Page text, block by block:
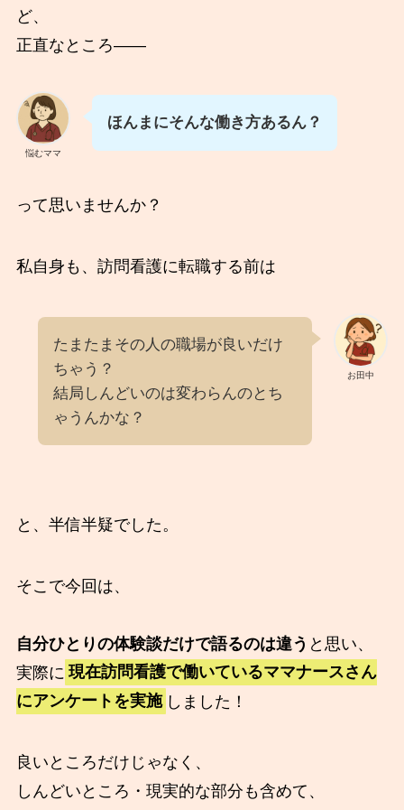
ど、
正直なところ――
悩むママ
ほんまにそんな働き方あるん？
って思いませんか？
私自身も、訪問看護に転職する前は
お田中
たまたまその人の職場が良いだけ
ちゃう？
結局しんどいのは変わらんのとち
ゃうんかな？
と、半信半疑でした。
そこで今回は、
自分ひとりの体験談だけで語るのは違う と思い、
実際に 現在訪問看護で働いているママナースさん
にアンケートを実施 しました！
良いところだけじゃなく、
しんどいところ・現実的な部分も含めて、